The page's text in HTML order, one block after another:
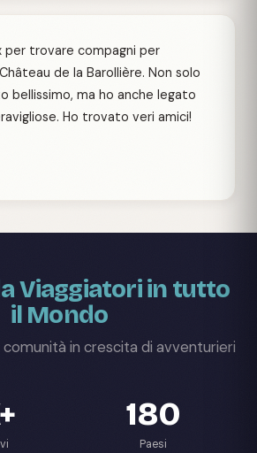
per trovare compagni per
de la Barollière. Non solo
bellissimo, ma ho anche legato
Ho trovato veri amici!
Viaggiatori in tutto
il Mondo
comunità in crescita di avventurieri
180
Paesi